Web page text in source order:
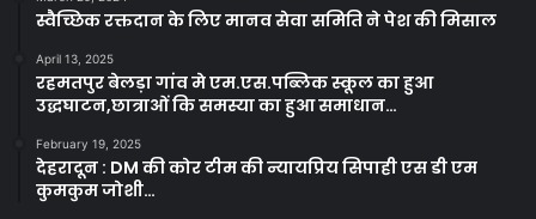
स्वैच्छिक रक्तदान के लिए मानव सेवा समिति ने पेश की मिसाल
April 13, 2025
रहमतपुर बेलड़ा गांव मे एम.एस.पब्लिक स्कूल का हुआ
उद्धघाटन,छात्राओं कि समस्या का हुआ समाधान…
February 19, 2025
देहरादून : DM की कोर टीम की न्यायप्रिय सिपाही एस डी एम
कुमकुम जोशी…